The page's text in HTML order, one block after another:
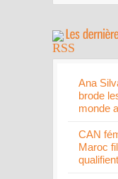
Ana
brode
monde
CAN
Maroc